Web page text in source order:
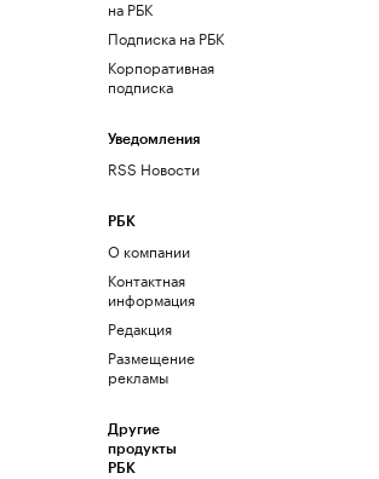
на РБК
Подписка на РБК
Корпоративная
подписка
Уведомления
RSS Новости
РБК
О компании
Контактная
информация
Редакция
Размещение
рекламы
Другие
продукты
РБК